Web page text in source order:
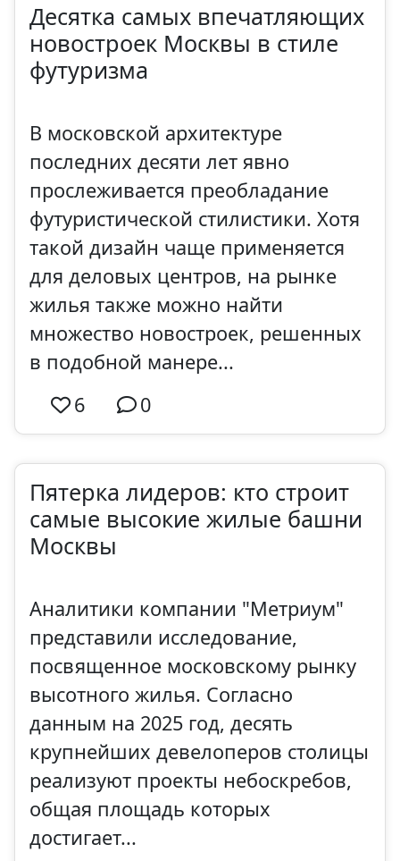
Десятка самых впечатляющих
новостроек Москвы в стиле
футуризма
В московской архитектуре
последних десяти лет явно
прослеживается преобладание
футуристической стилистики. Хотя
такой дизайн чаще применяется
для деловых центров, на рынке
жилья также можно найти
множество новостроек, решенных
в подобной манере...
6
0
Пятерка лидеров: кто строит
самые высокие жилые башни
Москвы
Аналитики компании "Метриум"
представили исследование,
посвященное московскому рынку
высотного жилья. Согласно
данным на 2025 год, десять
крупнейших девелоперов столицы
реализуют проекты небоскребов,
общая площадь которых
достигает...